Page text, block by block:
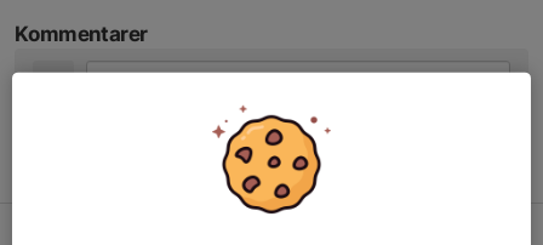
Kommentarer